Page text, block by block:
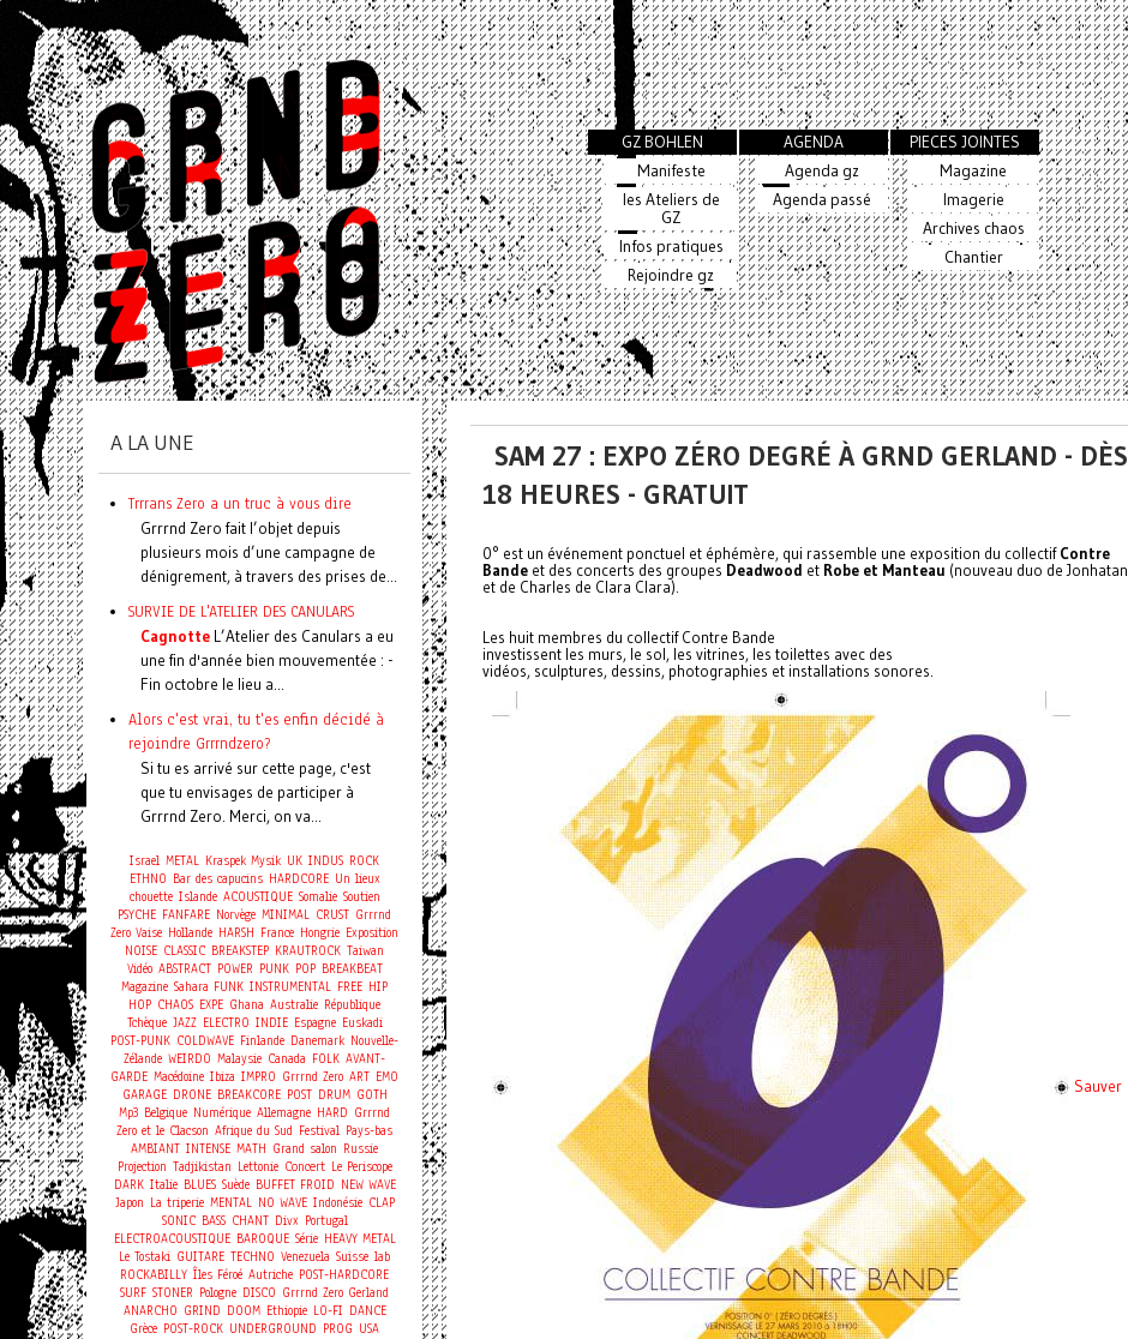
GZ BOHLEN
Manifeste
les Ateliers de
GZ
Infos pratiques
Rejoindre gz
AGENDA
Agenda gz
Agenda passé
PIECES JOINTES
Magazine
Imagerie
Archives chaos
Chantier
SAM 27 : EXPO ZÉRO DEGRÉ À GRND GERLAND - DÈS
18 HEURES - GRATUIT
0° est un événement ponctuel et éphémère, qui rassemble une exposition du collectifContre
Bande et des concerts des groupes Deadwood et Robe et Manteau (nouveau duo de Jonhatan
et de Charles de Clara Clara).
Les huit membres du collectif Contre Bande
investissent les murs, le sol, les vitrines, les toilettes avec des
vidéos, sculptures, dessins, photographies et installations sonores.
Sauver
A LA UNE
Trrrans Zero a un truc à vous dire
Grrrnd Zero fait l’objet depuis
plusieurs mois d’une campagne de
dénigrement, à travers des prises de...
SURVIE DE L'ATELIER DES CANULARS
Cagnotte L’Atelier des Canulars a eu
une fin d'année bien mouvementée : -
Fin octobre le lieu a...
Alors c'est vrai, tu t'es enfin décidé à
rejoindre Grrrndzero?
Si tu es arrivé sur cette page, c'est
que tu envisages de participer à
Grrrnd Zero. Merci, on va...
Israel METAL Kraspek Mysik UK INDUS ROCK
ETHNO Bar des capucins HARDCORE Un lieux
chouette Islande ACOUSTIQUE Somalie Soutien
PSYCHE FANFARE Norvège MINIMAL CRUST Grrrnd
Zero Vaise Hollande HARSH France Hongrie Exposition
NOISE CLASSIC BREAKSTEP KRAUTROCK Taiwan
Vidéo ABSTRACT POWER PUNK POP BREAKBEAT
Magazine Sahara FUNK INSTRUMENTAL FREE HIP
HOP CHAOS EXPE Ghana Australie République
Tchèque JAZZ ELECTRO INDIE Espagne Euskadi
POST-PUNK COLDWAVE Finlande Danemark Nouvelle-
Zélande WEIRDO Malaysie Canada FOLK AVANT-
GARDE Macédoine Ibiza IMPRO Grrrnd Zero ART EMO
GARAGE DRONE BREAKCORE POST DRUM GOTH
Mp3 Belgique Numérique Allemagne HARD Grrrnd
Zero et le Clacson Afrique du Sud Festival Pays-bas
AMBIANT INTENSE MATH Grand salon Russie
Projection Tadjikistan Lettonie Concert Le Periscope
DARK Italie BLUES Suède BUFFET FROID NEW WAVE
Japon La triperie MENTAL NO WAVE Indonésie CLAP
SONIC BASS CHANT Divx Portugal
ELECTROACOUSTIQUE BAROQUE Série HEAVY METAL
Le Tostaki GUITARE TECHNO Venezuela Suisse lab
ROCKABILLY Îles Féroé Autriche POST-HARDCORE
SURF STONER Pologne DISCO Grrrnd Zero Gerland
ANARCHO GRIND DOOM Ethiopie LO-FI DANCE
Grèce POST-ROCK UNDERGROUND PROG USA